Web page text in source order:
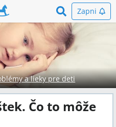
Zapni
a lieky pre deti
Čo to môže